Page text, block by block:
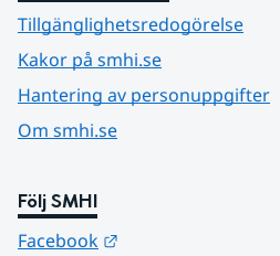
Tillgänglighetsredogörelse
Kakor på smhi.se
Hantering av personuppgifter
Om smhi.se
Följ SMHI
Facebook